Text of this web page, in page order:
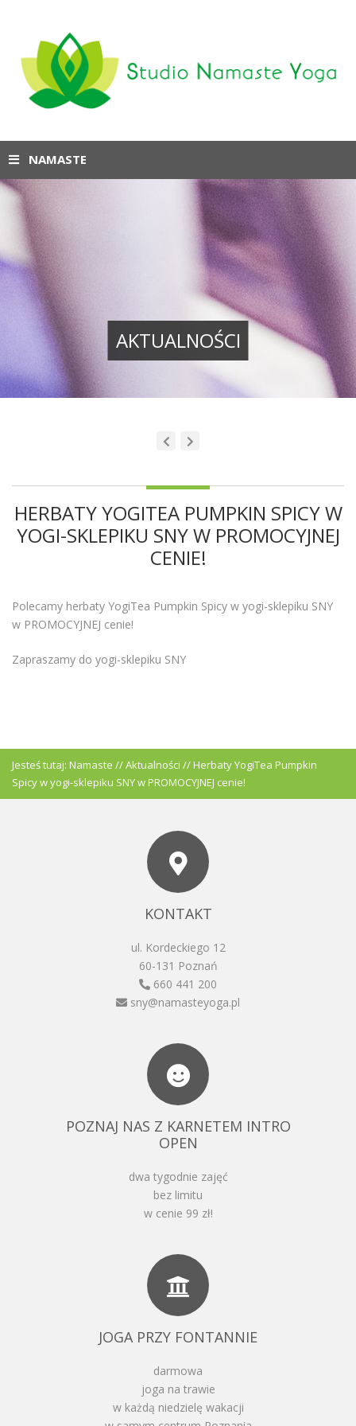
NAMASTE
AKTUALNOŚCI
HERBATY YOGITEA PUMPKIN SPICY W
YOGI-SKLEPIKU SNY W PROMOCYJNEJ
CENIE!
Polecamy herbaty YogiTea Pumpkin Spicy w yogi-sklepiku SNY
w PROMOCYJNEJ cenie!
Zapraszamy do yogi-sklepiku SNY
Jesteś tutaj: Namaste //Aktualności //Herbaty YogiTea Pumpkin
Spicy w yogi-sklepiku SNY w PROMOCYJNEJ cenie!
KONTAKT
ul. Kordeckiego 12
60-131 Poznań
660 441 200
sny@namasteyoga.pl
POZNAJ NAS Z KARNETEM INTRO
OPEN
dwa tygodnie zajęć
bez limitu
w cenie 99 zł!
JOGA PRZY FONTANNIE
darmowa
joga na trawie
w każdą niedzielę wakacji